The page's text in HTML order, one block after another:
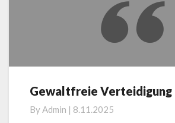
Gewaltfreie
Verteidigung
Gewaltfreie Verteidigung
ByAdmin | 8.11.2025